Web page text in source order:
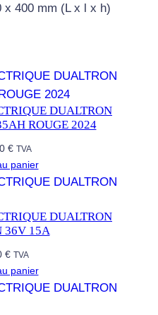
x 400 mm (L x l x h)
DUALTRON
ROUGE 2024
€ TVA
panier
DUALTRON
36V 15A
€ TVA
panier